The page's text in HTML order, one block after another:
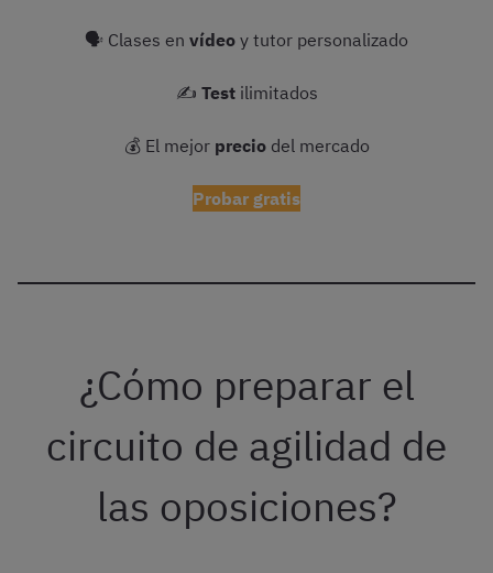
🗣 Clases en vídeo y tutor personalizado
✍️ Testilimitados
💰 El mejor preciodel mercado
Probar gratis
¿Cómo preparar el
circuito de agilidad de
las oposiciones?